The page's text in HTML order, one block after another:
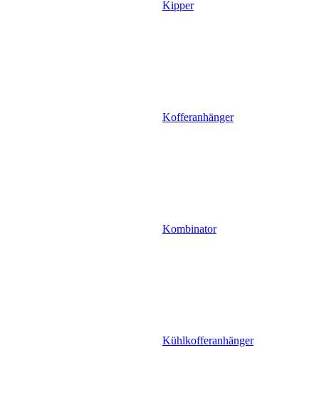
Kipper
Kofferanhänger
Kombinator
Kühlkofferanhänger